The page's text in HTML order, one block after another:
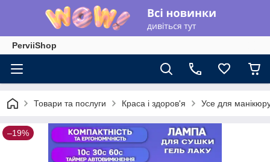
PerviiShop
Товари та послуги Краса і здоров'я Усе для
–19%